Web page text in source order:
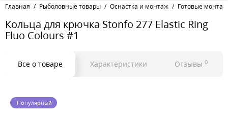
Главная Рыболовные товары Оснастка и монтаж Готовые
Кольца для крючка Stonfo 277 Elastic Ring
Fluo Colours #1
Все о товаре Характеристики Отзывы 0
Популярный